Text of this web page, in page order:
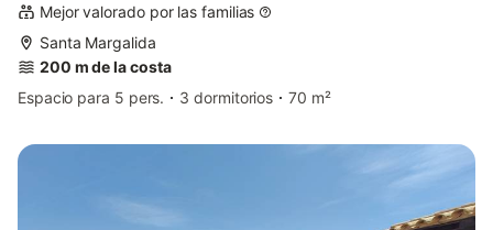
Mejor valorado por las familias
Santa Margalida
200 m de la costa
Espacio para 5 pers.
3 dormitorios 70 m²